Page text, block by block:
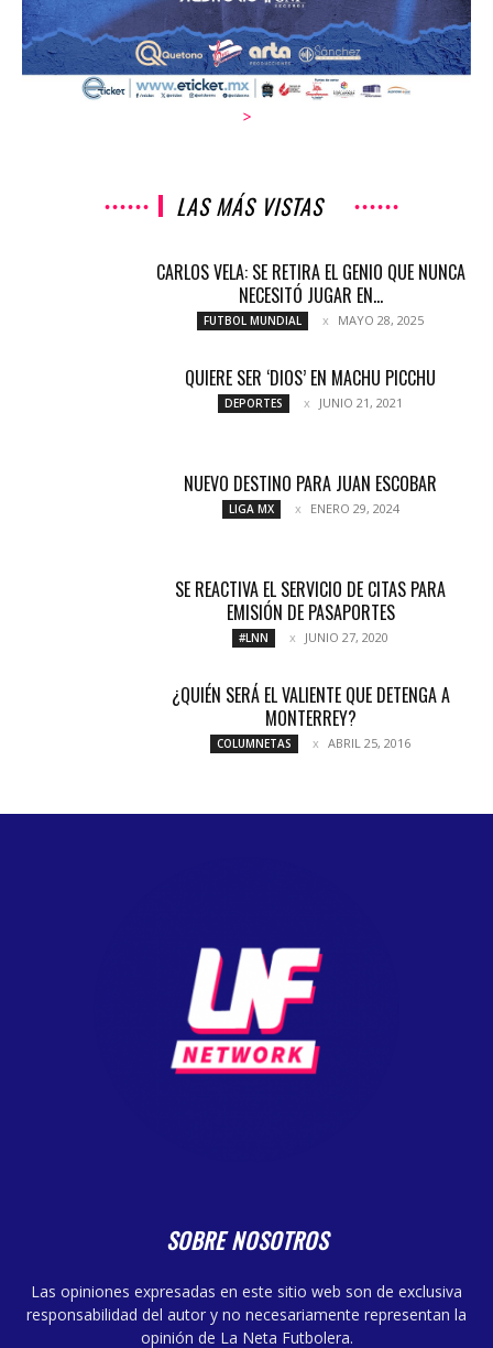
>
LAS MÁS VISTAS
CARLOS VELA: SE RETIRA EL GENIO QUE NUNCA
NECESITÓ JUGAR EN...
FUTBOL MUNDIAL MAYO 28, 2025
QUIERE SER ‘DIOS’ EN MACHU PICCHU
DEPORTES JUNIO 21, 2021
NUEVO DESTINO PARA JUAN ESCOBAR
LIGA MX ENERO 29, 2024
SE REACTIVA EL SERVICIO DE CITAS PARA
EMISIÓN DE PASAPORTES
#LNN JUNIO 27, 2020
¿QUIÉN SERÁ EL VALIENTE QUE DETENGA A
MONTERREY?
COLUMNETAS ABRIL 25, 2016
SOBRE NOSOTROS
Las opiniones expresadas en este sitio web son de exclusiva
responsabilidad del autor y no necesariamente representan la
opinión de La Neta Futbolera.